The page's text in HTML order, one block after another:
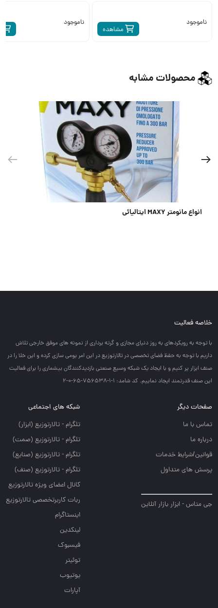
مشاهده
ناموجود ناموجود
محصولات مشابه
انواع مانومتر MAXY ایتالیائی
خلاصه فعالیت
با توجه به رويكردهاي به روز دنياي مجازي و گرته برداري از نمونه هاي موفق خارجي تلاش
داريم با توجه به حفظ فضاي تخصصي در تالارتوزيع در اين امر بومي سازي كرده و اين خلا را در
صنف ابزار پر كنيم و با ايجاد يك شبكه وسيع صنعتي بازديدكنندگان بيشماري را براي فعاليت
اين صنف قدرتمند ايجاد نماييم. کد شامد: 1-1-756538-65-0-2
صفحات دیگر
تماس با ما
درباره ما
قوانین/شرایط خدمات
پرسش های متداول
جی متاس - ابزار بازار آنلاین
شبکه های اجتماعی
تلگرام - تالارتوزيع (ابزار)
تلگرام - تالارتوزيع (صمت)
تلگرام - تالارتوزيع (صنايع)
تلگرام - تالارتوزیع (صنف)
کانال اعضای ویژه تالارتوزیع
ربات کاربرتخصصی تالارتوزیع
اینستاگرام
لینکدین
فیسبوک
توئیتر
یوتیوب
آپارات